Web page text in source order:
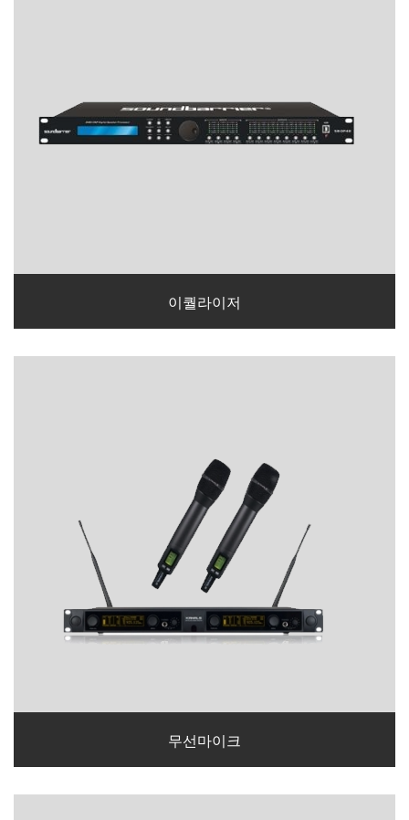
이퀄라이저
무선마이크